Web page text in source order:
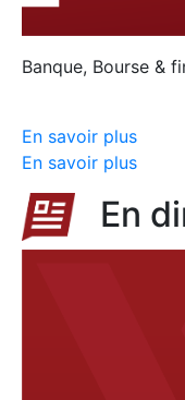
Banque, Bourse &
En savoir plus
En savoir plus
En